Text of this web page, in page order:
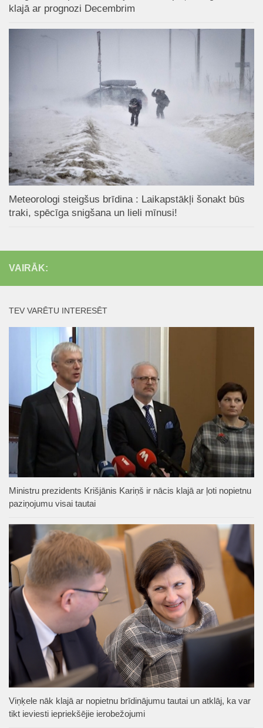
klajā ar prognozi Decembrim
Meteorologi steigšus brīdina : Laikapstākļi šonakt būs
traki, spēcīga snigšana un lieli mīnusi!
VAIRĀK:
TEV VARĒTU INTERESĒT
Ministru prezidents Krišjānis Kariņš ir nācis klajā ar ļoti nopietnu
paziņojumu visai tautai
Viņķele nāk klajā ar nopietnu brīdinājumu tautai un atklāj, ka var
tikt ieviesti iepriekšējie ierobežojumi